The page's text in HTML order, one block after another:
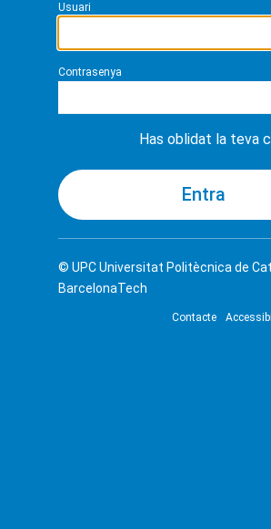
Usuari
Contrasenya
Has oblidat la teva
© UPCUniversitat Politècnica de
BarcelonaTech
Contacte